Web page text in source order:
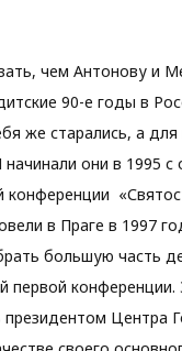
чем Антонову и
90-е годы в
же старались, а
они в 1995 с
в Праге в 1997
большую часть
первой
президентом Центра